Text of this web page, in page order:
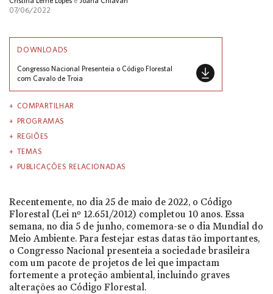
07/06/2022
DOWNLOADS
Congresso Nacional Presenteia o Código Florestal
com Cavalo de Troia
COMPARTILHAR
PROGRAMAS
REGIÕES
TEMAS
PUBLICAÇÕES RELACIONADAS
Recentemente, no dia 25 de maio de 2022, o Código
Florestal (Lei nº 12.651/2012) completou 10 anos. Essa
semana, no dia 5 de junho, comemora-se o dia Mundial do
Meio Ambiente. Para festejar estas datas tão importantes,
o Congresso Nacional presenteia a sociedade brasileira
com um pacote de projetos de lei que impactam
fortemente a proteção ambiental, incluindo graves
alterações ao Código Florestal.